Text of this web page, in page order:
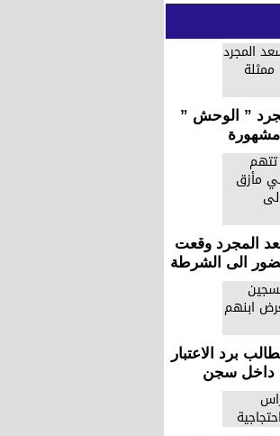
” الوحش ”
مشهورة
المجرد وقعت
الى الشرطة
برد الاعتبار
داخل سجن